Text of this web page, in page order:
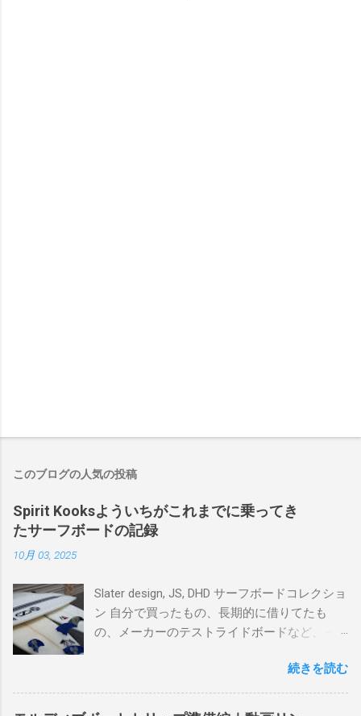
このブログの人気の投稿
Spirit Kooksよういちがこれまでに乗ってき
たサーフボードの記録
10月 03, 2025
Slater design, JS, DHD サーフボードコレクショ
ン 自分で買ったもの、長期的に借りてたも
の、メーカーのテストライドボードなど、イ
を書き残しているページです。 記録と残して
るので、過去のボードたちはもうすでに人に
譲って、手元に無いのがほとんどだけど。 色
続きを読む